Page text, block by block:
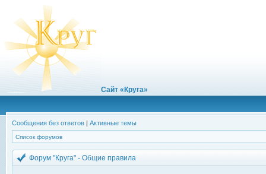
Сайт «Круга»
Сообщения без ответов | Активные темы
Список форумов
Форум "Круга" - Общие правила